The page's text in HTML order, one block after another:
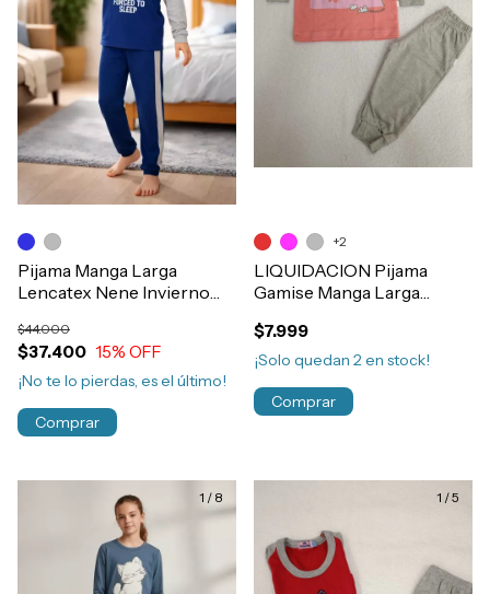
Pijama Manga Larga
Lencatex Nene Invierno
Art.26931
$37.400
$44.000
15% OFF
¡No te lo pierdas, es el último!
Comprar
LIQUIDACION Pijama
Gamise Manga Larga
Art.4761
$7.999
¡Solo quedan 2en stock!
+2
Comprar
1 / 8 1 /5